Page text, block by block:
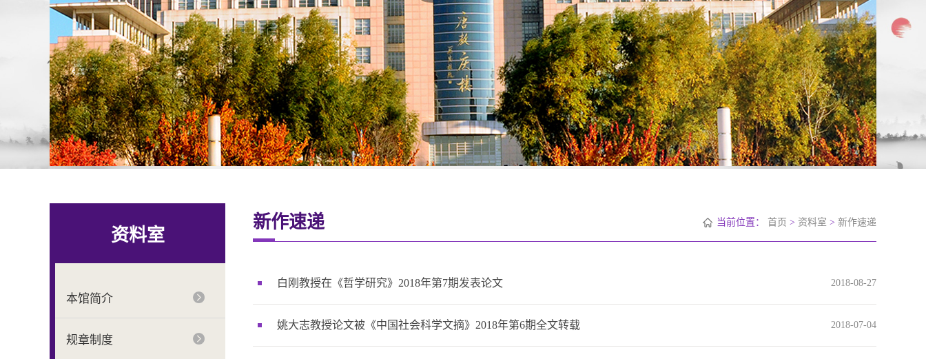
资料室
本馆简介
规章制度
新作速递 当前位置： 首页 > 资料室 > 新作速递
白刚教授在《哲学研究》2018年第7期发表论文 2018-08-27
姚大志教授论文被《中国社会科学文摘》2018年第6期全文转载 2018-07-04